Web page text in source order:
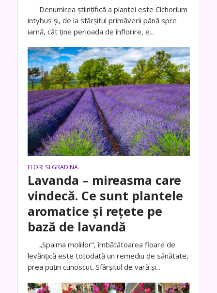
Denumirea ştiinţifică a plantei este Cichorium
intybus şi, de la sfârşitul primăverii până spre
iarnă, cât ţine perioada de înflorire, e...
FLORI SI GRADINA
Lavanda – mireasma care
vindecă. Ce sunt plantele
aromatice și rețete pe
bază de lavandă
„Spaima moliilor”, îmbătătoarea floare de
levănţică este totodată un remediu de sănătate,
prea puţin cunoscut. Sfârşitul de vară şi...